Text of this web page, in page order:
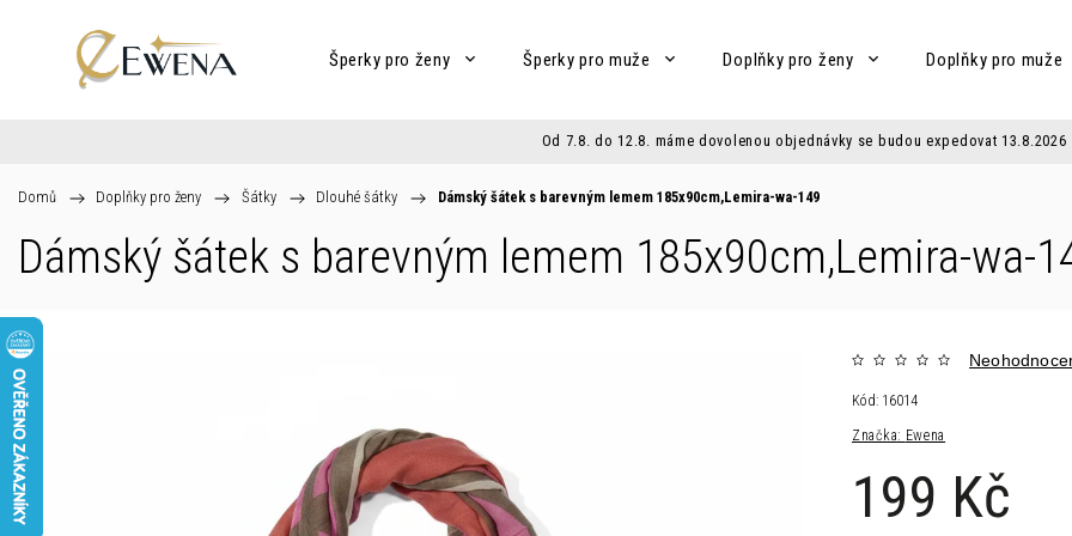
Šperky pro ženy Šperky pro muže Doplňky pro ženy Doplňky pro muže
Od 7.8. do 12.8. máme dovolenou objednávky se budou expedovat 13.8.2026
Domů / Doplňky pro ženy / Šátky / Dlouhé šátky / Dámský šátek s barevným lemem 185x90cm,Lemira-wa-149
Dámský šátek s barevným lemem 185x90cm,Lemira-wa-
Značka: Ewena
199 Kč
Kód: 16014